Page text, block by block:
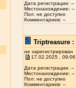
Дата регистрации: --
Местонахождение: --
Пол: не доступно
Комментариев: --
Triptreasure :
не зарегистрирован
17.02.2025 , 09:06
Дата регистрации: --
Местонахождение: --
Пол: не доступно
Комментариев: --